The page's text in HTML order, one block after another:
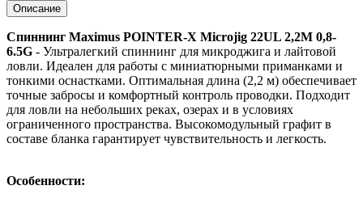
Описание
Спиннинг Maximus POINTER-X Microjig 22UL 2,2M 0,8-
6.5G - Ультралегкий спиннинг для микроджига и лайтовой
ловли. Идеален для работы с миниатюрными приманками и
тонкими оснастками. Оптимальная длина (2,2 м) обеспечивает
точные забросы и комфортный контроль проводки. Подходит
для ловли на небольших реках, озерах и в условиях
ограниченного пространства. Высокомодульный графит в
составе бланка гарантирует чувствительность и легкость.
Особенности: